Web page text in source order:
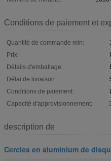
Conditions de paiement et
Quantité de commande min:
Prix:
Détails d'emballage:
Délai de livraison:
Conditions de paiement:
Capacité d'approvisionnement:
description de
Cercles en aluminium de